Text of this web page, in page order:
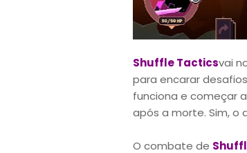
Shuffle Tacticsvai
para encarar
funciona e começar
após a morte. Sim, o
O combate de